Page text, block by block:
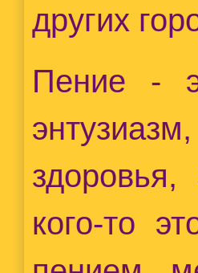
других
Пение -
кого-то